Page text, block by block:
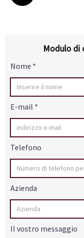
Modulo
Nome
E-mail
Telefono
Azienda
Il vostro messaggio